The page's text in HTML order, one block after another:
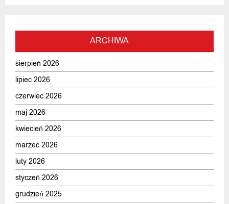
ARCHIWA
sierpień 2026
lipiec 2026
czerwiec 2026
maj 2026
kwiecień 2026
marzec 2026
luty 2026
styczeń 2026
grudzień 2025